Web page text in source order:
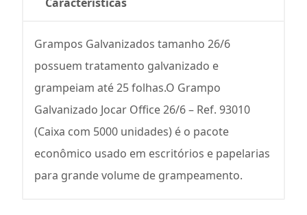
Grampos Galvanizados tamanho 26/6
possuem tratamento galvanizado e
grampeiam até 25 folhas.O Grampo
Galvanizado Jocar Office 26/6 – Ref. 93010
(Caixa com 5000 unidades) é o pacote
econômico usado em escritórios e papelarias
para grande volume de grampeamento.